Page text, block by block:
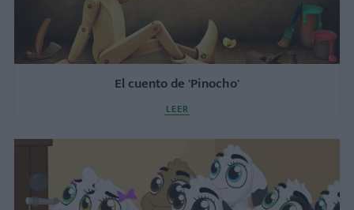
El cuento de 'Pinocho'
LEER